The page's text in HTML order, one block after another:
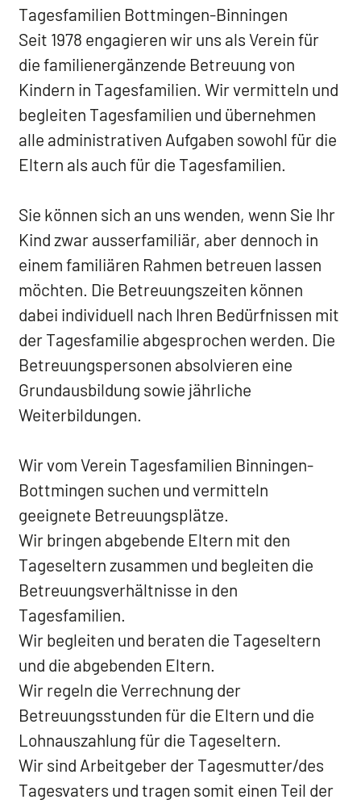
Tagesfamilien Bottmingen-Binningen
Seit 1978 engagieren wir uns als Verein für
die familienergänzende Betreuung von
Kindern in Tagesfamilien. Wir vermitteln und
begleiten Tagesfamilien und übernehmen
alle administrativen Aufgaben sowohl für die
Eltern als auch für die Tagesfamilien.
Sie können sich an uns wenden, wenn Sie Ihr
Kind zwar ausserfamiliär, aber dennoch in
einem familiären Rahmen betreuen lassen
möchten. Die Betreuungszeiten können
dabei individuell nach Ihren Bedürfnissen mit
der Tagesfamilie abgesprochen werden. Die
Betreuungspersonen absolvieren eine
Grundausbildung sowie jährliche
Weiterbildungen.
Wir vom Verein Tagesfamilien Binningen-
Bottmingen suchen und vermitteln
geeignete Betreuungsplätze.
Wir bringen abgebende Eltern mit den
Tageseltern zusammen und begleiten die
Betreuungsverhältnisse in den
Tagesfamilien.
Wir begleiten und beraten die Tageseltern
und die abgebenden Eltern.
Wir regeln die Verrechnung der
Betreuungsstunden für die Eltern und die
Lohnauszahlung für die Tageseltern.
Wir sind Arbeitgeber der Tagesmutter/des
Tagesvaters und tragen somit einen Teil der